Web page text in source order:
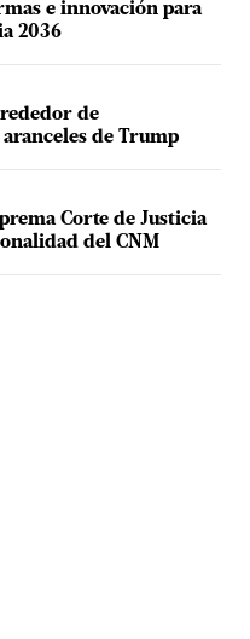
e innovación para
2036
de
de Trump
Corte de Justicia
del CNM